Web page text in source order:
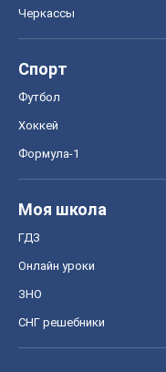
Черкассы
Спорт
Футбол
Хоккей
Формула-1
Моя школа
ГДЗ
Онлайн уроки
ЗНО
СНГ решебники